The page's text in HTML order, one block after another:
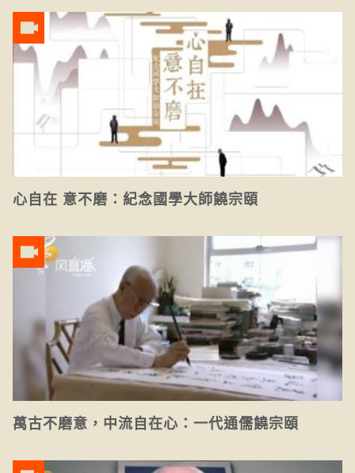
心自在 意不磨：紀念國學大師饒宗頤
萬古不磨意，中流自在心：一代通儒饒宗頤